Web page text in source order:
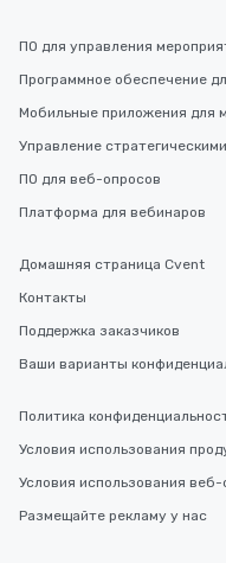
ПО для управления
Программное обеспечение
Мобильные приложения для
Управление
ПО для веб-опросов
Платформа для вебинаров
Домашняя страница Cvent
Контакты
Поддержка заказчиков
Ваши варианты
Политика
Условия использования
Условия использования веб-
Размещайте рекламу у нас